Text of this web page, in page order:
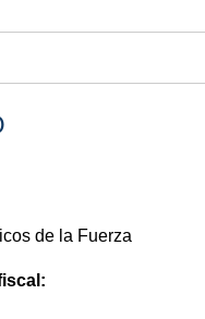
de la Fuerza